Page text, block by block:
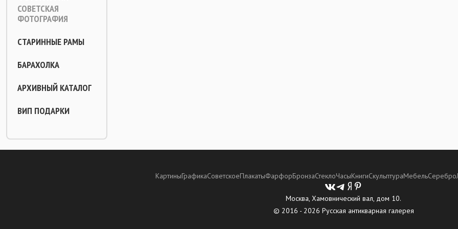
СОВЕТСКАЯ
ФОТОГРАФИЯ
СТАРИННЫЕ РАМЫ
БАРАХОЛКА
АРХИВНЫЙ КАТАЛОГ
ВИП ПОДАРКИ
КартиныГрафикаСоветскоеПлакатыФарфорБронзаСтеклоЧасыКнигиСкульптураМебельСеребро
Москва, Хамовнический вал, дом 10.
© 2016 - 2026 Русская антикварная галерея